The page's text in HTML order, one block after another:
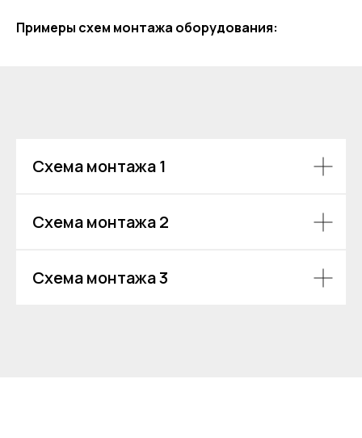
Примеры схем монтажа оборудования:
Схема монтажа 1
Схема монтажа 2
Схема монтажа 3